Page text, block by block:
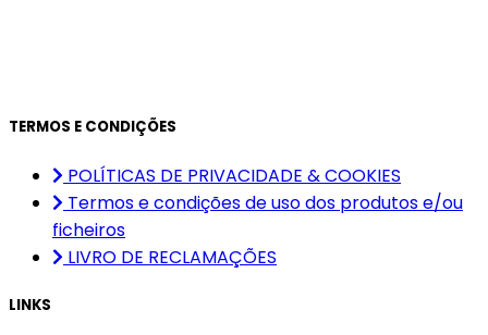
TERMOS E CONDIÇÕES
POLÍTICAS DE PRIVACIDADE & COOKIES
Termos e condições de uso dos produtos e/ou
ficheiros
LIVRO DE RECLAMAÇÕES
LINKS